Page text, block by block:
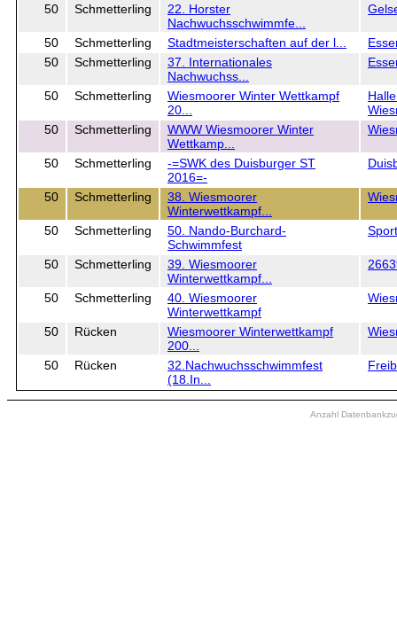
50 Schmetterling
22. Horster
Nachwuchsschwimmfe...
50 Schmetterling Stadtmeisterschaften auf der l...
50
Schmetterling
37. Internationales
Nachwuchss...
50 Schmetterling
Wiesmoorer Winter Wettkampf
20...
50
Schmetterling
WWW Wiesmoorer Winter
Wettkamp...
50 Schmetterling
-=SWK des Duisburger ST
2016=-
50 Schmetterling
38. Wiesmoorer
Winterwettkampf...
50 Schmetterling
50. Nando-Burchard-
Schwimmfest
50 Schmetterling
39. Wiesmoorer
Winterwettkampf...
50 Schmetterling
40. Wiesmoorer
Winterwettkampf
50 Rücken
Wiesmoorer Winterwettkampf
200...
50 Rücken
32.Nachwuchsschwimmfest
(18.In...
Anzahl